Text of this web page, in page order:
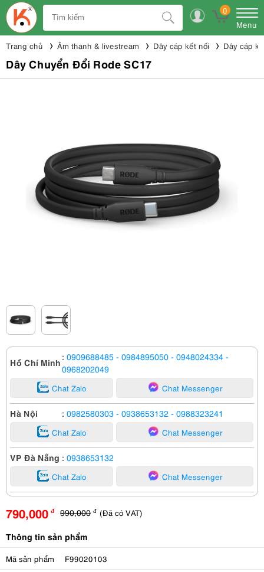
0
Menu
Trang chủ Âm thanh & livestream Dây cáp kết nối Dây cáp
Dây Chuyển Đổi Rode SC17
Hồ Chí Minh : 0909688485 - 0984895050 - 0948024334 -
0968202049
Chat Zalo Chat Messenger
Hà Nội : 0982580303 - 0938653132 - 0988323241
Chat Zalo Chat Messenger
VP Đà Nẵng : 0938653132
Chat Zalo Chat Messenger
790,000 đ 990,000 đ (Đã có VAT)
Thông tin sản phẩm
Mã sản phẩm F99020103